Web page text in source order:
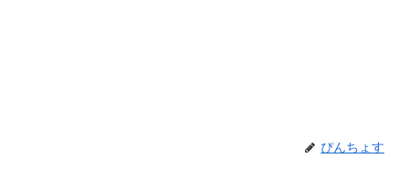
ぴんちょす